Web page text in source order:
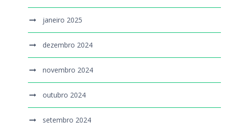
janeiro 2025
dezembro 2024
novembro 2024
outubro 2024
setembro 2024